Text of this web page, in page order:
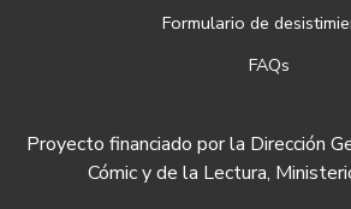
Formulario de
FAQs
Proyecto financiado por la Dirección
Cómic y de la Lectura,